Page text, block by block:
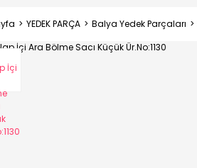
YEDEK PARÇA Balya Yedek Parçaları